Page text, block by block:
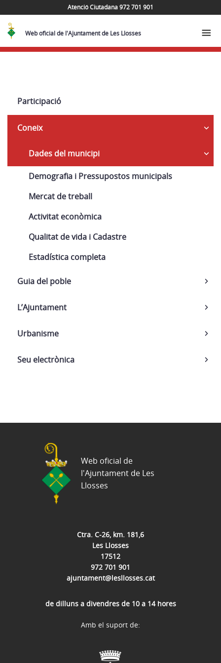
Atenció Ciutadana 972 701 901
Web oficial de l'Ajuntament de Les Llosses
Navega
Participació
Coneix
Dades del municipi
Demografia i Pressupostos municipals
Mercat de treball
Activitat econòmica
Qualitat de vida i Cadastre
Estadística completa
Guia del poble
L’Ajuntament
Urbanisme
Seu electrònica
Ctra. C-26, km. 181,6
Les Llosses
17512
972 701 901
ajuntament@lesllosses.cat
de dilluns a divendres de 10 a 14 hores
Web oficial de
l'Ajuntament de Les
Llosses
Amb el suport de: